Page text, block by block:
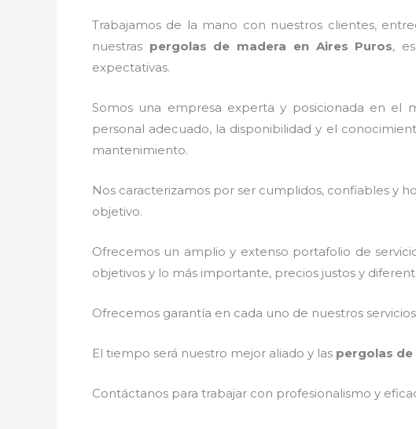
Trabajamos de la mano con nuestros clientes,
nuestras pergolas de madera en Aires Puros,
expectativas.
Somos una empresa experta y posicionada en el
personal adecuado, la disponibilidad y el
mantenimiento.
Nos caracterizamos por ser cumplidos, confiables y
objetivo.
Ofrecemos un amplio y extenso portafolio de
objetivos y lo más importante, precios justos y
Ofrecemos garantía en cada uno de nuestros
El tiempo será nuestro mejor aliado y las pergolas de
Contáctanos para trabajar con profesionalismo y